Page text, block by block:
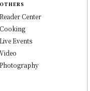
OTHERS
Reader Center
Cooking
Live Events
Video
Photography